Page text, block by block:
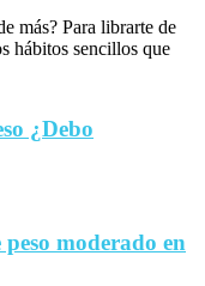
más? Para librarte de
hábitos sencillos que
¿Debo
moderado en